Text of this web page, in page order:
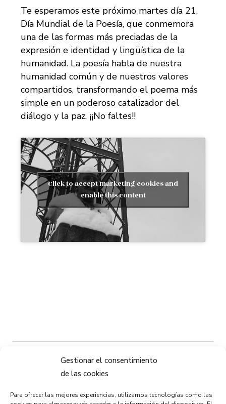
Gestionar el consentimiento
de las cookies
Para ofrecer las mejores experiencias, utilizamos tecnologías como las
Te esperamos este próximo martes día 21,
Día Mundial de la Poesía, que conmemora
una de las formas más preciadas de la
expresión e identidad y lingüística de la
humanidad. La poesía habla de nuestra
humanidad común y de nuestros valores
compartidos, transformando el poema más
simple en un poderoso catalizador del
diálogo y la paz. ¡¡No faltes!!
Click to accept marketing cookies and
enable this content
Compartir: